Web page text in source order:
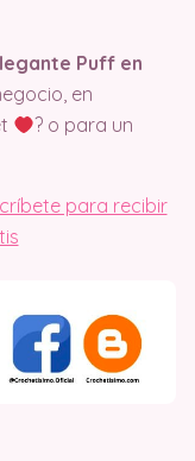
Puff en
en
? o para un
para recibir